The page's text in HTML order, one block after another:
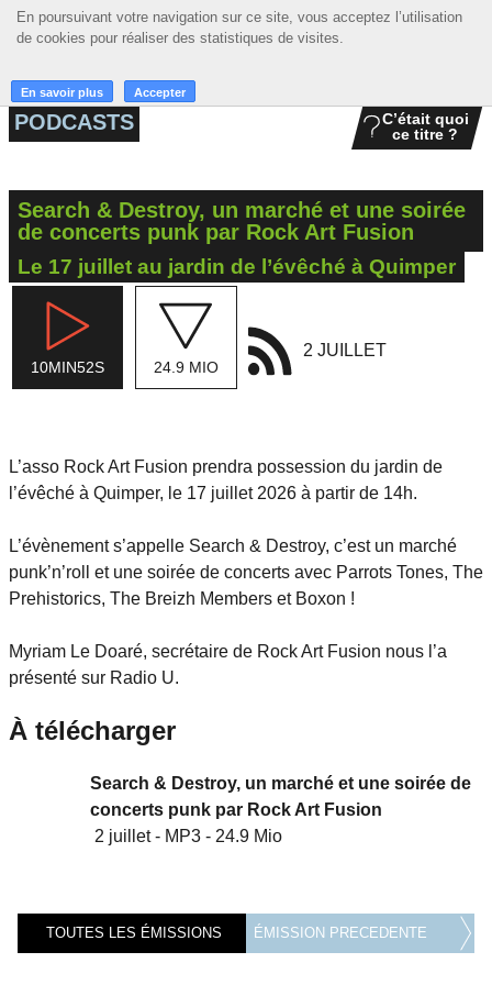
En poursuivant votre navigation sur ce site, vous acceptez l’utilisation
de cookies pour réaliser des statistiques de visites.
En savoir plus Accepter
En poursuivant votre navigation sur ce site, vous acceptez l’utilisation
de cookies pour réaliser des statistiques de visites.
En savoir plus Accepter
☰ MENU
ACCUEIL
GRILLE
MUSIQUE
ACTIONS
LA RADIO
PODCASTS
C’était quoi
ce titre ?
Search & Destroy, un marché et une soirée
de concerts punk par Rock Art Fusion
Le 17 juillet au jardin de l’évêché à Quimper
10MIN52S 24.9 MIO
2 JUILLET
L’asso Rock Art Fusion prendra possession du jardin de
l’évêché à Quimper, le 17 juillet 2026 à partir de 14h.
L’évènement s’appelle Search & Destroy, c’est un marché
punk’n’roll et une soirée de concerts avec Parrots Tones, The
Prehistorics, The Breizh Members et Boxon !
Myriam Le Doaré, secrétaire de Rock Art Fusion nous l’a
présenté sur Radio U.
À télécharger
Search & Destroy, un marché et une soirée de
concerts punk par Rock Art Fusion
2 juillet - MP3 - 24.9 Mio
TOUTES LES ÉMISSIONS ÉMISSION PRECEDENTE